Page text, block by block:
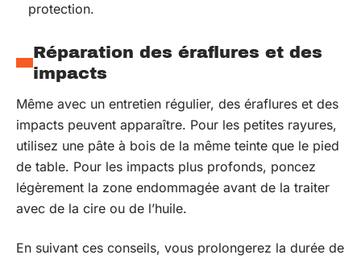
protection.
Réparation des éraflures et des
impacts
Même avec un entretien régulier, des éraflures et des
impacts peuvent apparaître. Pour les petites rayures,
utilisez une pâte à bois de la même teinte que le pied
de table. Pour les impacts plus profonds, poncez
légèrement la zone endommagée avant de la traiter
avec de la cire ou de l’huile.
En suivant ces conseils, vous prolongerez la durée de